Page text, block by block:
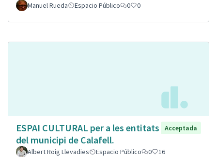
Manuel Rueda Espacio Público 0 0
ESPAI CULTURAL per a les entitats
del municipi de Calafell.
Acceptada
Albert Roig Llevadies Espacio Público 0 16